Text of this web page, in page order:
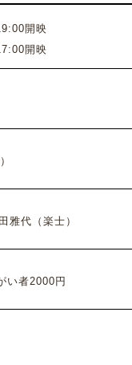
開映
開映
雅代（楽士）
い者2000円